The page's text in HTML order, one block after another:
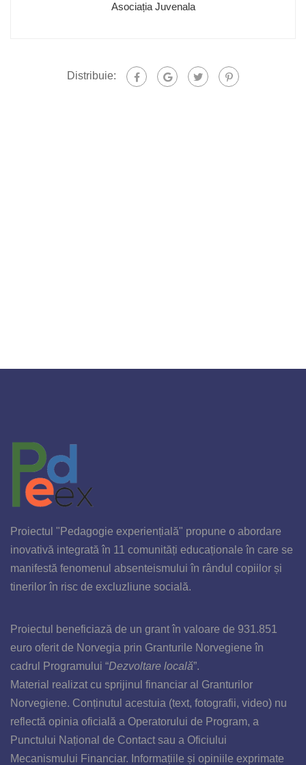
Asociația Juvenala
Distribuie:
Proiectul "Pedagogie experiențială" propune o abordare
inovativă integrată în 11 comunități educaționale în care se
manifestă fenomenul absenteismului în rândul copiilor și
tinerilor în risc de excluzliune socială.
Proiectul beneficiază de un grant în valoare de 931 .851
euro oferit de Norvegia prin Granturile Norvegiene în
cadrul
Programului “Dezvoltare locală”.
Material realizat cu sprijinul financiar al Granturilor
Norvegiene. Conținutul acestuia (text, fotografii, video) nu
reflectă opinia oficială a Operatorului de Program, a
Punctului Național de Contact sau a Oficiului
Mecanismului Financiar. Informațiile și opiniile exprimate